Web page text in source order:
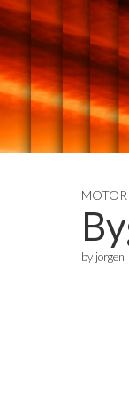
MOTOR
by jorgen